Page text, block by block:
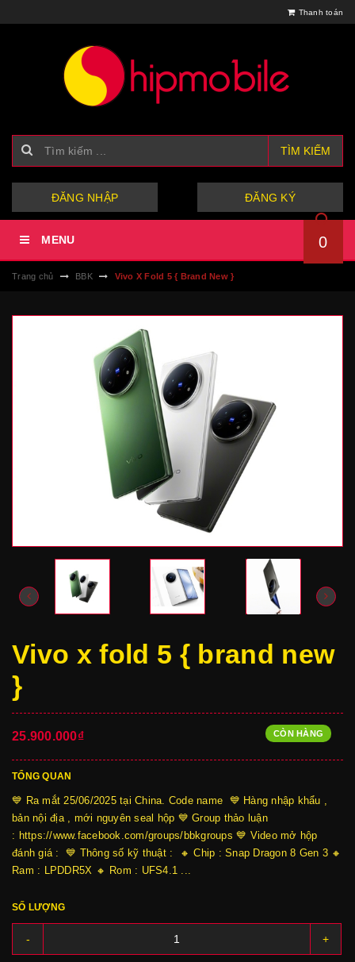
Thanh toán
TÌM KIẾM
ĐĂNG NHẬP ĐĂNG KÝ
MENU 0
Trang chủ BBK Vivo X Fold 5 { Brand New }
Vivo x fold 5 { brand new
}
25.900.000₫ CÒN HÀNG
TỔNG QUAN
💙 Ra mắt 25/06/2025 tại China. Code name 💙 Hàng nhập khẩu ,
bản nội địa , mới nguyên seal hộp 💙 Group thảo luận
: https://www.facebook.com/groups/bbkgroups 💙 Video mở hộp
đánh giá : 💙 Thông số kỹ thuật : 🔸 Chip : Snap Dragon 8 Gen 3 🔸
Ram : LPDDR5X 🔸 Rom : UFS4.1 ...
SỐ LƯỢNG
- +